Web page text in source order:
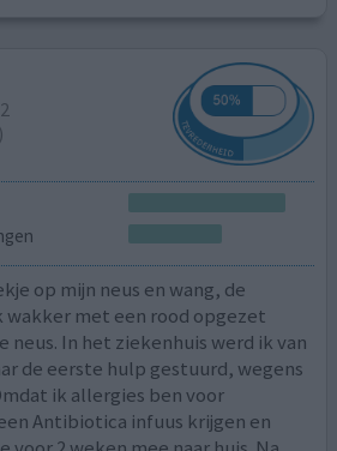
op mijn neus en wang, de
wakker met een rood opgezet
neus. In het ziekenhuis werd ik van
de eerste hulp gestuurd, wegens
ik allergies ben voor
Antibiotica infuus krijgen en